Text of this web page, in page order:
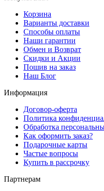
Корзина
Варианты доставки
Способы оплаты
Наши гарантии
Обмен и Возврат
Скидки и Акции
Пошив на заказ
Наш Блог
Информация
Договор-оферта
Политика
Обработка
Как оформить заказ?
Подарочные карты
Частые вопросы
Купить в рассрочку
Партнерам